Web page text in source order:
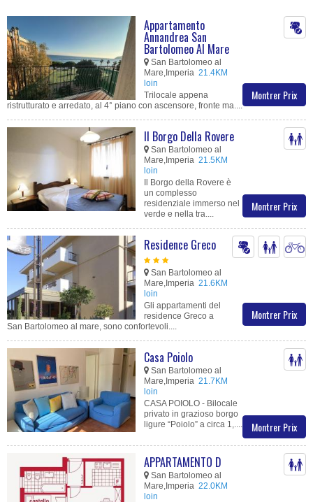
Montrer Prix
Appartamento
Annandrea San
Bartolomeo Al Mare
San Bartolomeo al
Mare,Imperia 21.4KM
loin
Trilocale appena
ristrutturato e arredato, al 4° piano con ascensore, fronte ma....
Montrer Prix
Il Borgo Della Rovere
San Bartolomeo al
Mare,Imperia 21.5KM
loin
Il Borgo della Rovere è
un complesso
residenziale immerso nel
verde e nella tra....
Montrer Prix
Residence Greco
San Bartolomeo al
Mare,Imperia 21.6KM
loin
Gli appartamenti del
residence Greco a
San Bartolomeo al mare, sono confortevoli....
Montrer Prix
Casa Poiolo
San Bartolomeo al
Mare,Imperia 21.7KM
loin
CASA POIOLO - Bilocale
privato in grazioso borgo
ligure “Poiolo” a circa 1,....
APPARTAMENTO D
San Bartolomeo al
Mare,Imperia 22.0KM
loin